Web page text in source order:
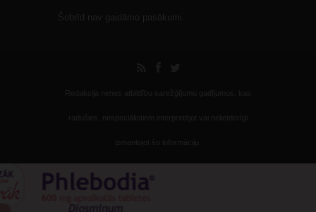
Šobrīd nav gaidāmo pasākumi.
Redakcija nenes atbildību sarežģījumu gadījumos, kas